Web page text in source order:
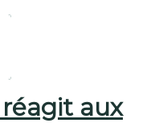
réagit aux